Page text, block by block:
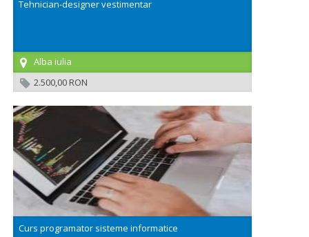
Tehnician-designer vestimentar
Alba iulia
2.500,00 RON
Curs programator sisteme informatice